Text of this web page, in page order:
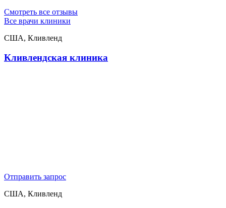
Смотреть все отзывы
Все врачи клиники
США, Кливленд
Кливлендская клиника
Отправить запрос
США, Кливленд